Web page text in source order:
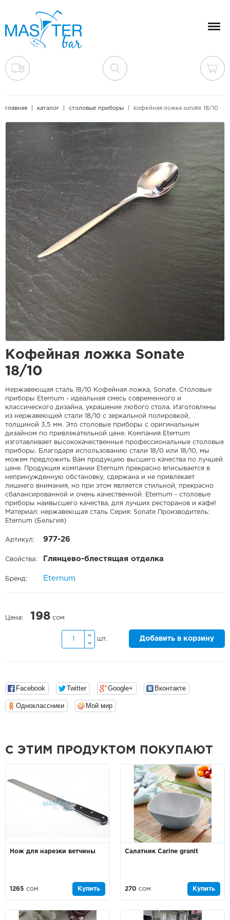
главная каталог столовые приборы kофейная ложка sonate 18/10
Kофейная ложка Sonate
18/10
Нержавеющая сталь 18/10 Кофейная ложка, Sonate. Столовые
приборы Eternum - идеальная смесь современного и
классического дизайна, украшение любого стола. Изготовлены
из нержавеющей стали 18/10 c зеркальной полировкой,
толщиной 3,5 мм. Это столовые приборы с оригинальным
дизайном по привлекательной цене. Компания Eternum
изготавливает высококачественные профессиональные столовые
приборы. Благодаря использованию стали 18/0 или 18/10, мы
можем предложить Вам продукцию высшего качества по лучшей
цене. Продукция компании Eternum прекрасно вписывается в
непринужденную обстановку, сдержана и не привлекает
лишнего внимания, но при этом является стильной, прекрасно
сбалансированной и очень качественной. Eternum - столовые
приборы наивысшего качества, для лучших ресторанов и кафе!
Материал: нержавеющая сталь Серия: Sonate Производитель:
Eternum (Бельгия)
Артикул: 977-26
Свойства: Глянцево-блестящая отделка
Бренд: Eternum
Цена: 198 сом
шт. Добавить в корзину
Facebook Twitter Google+ Вконтакте
Одноклассники Мой мир
С ЭТИМ ПРОДУКТОМ ПОКУПАЮТ
Нож для нарезки ветчины
1265 сом Купить
Салатник Carine granit
270 сом Купить